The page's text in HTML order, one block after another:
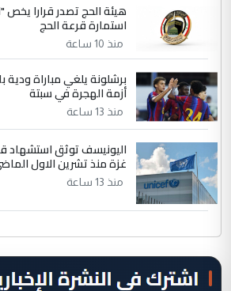
هيئة الحج تصدر قرارا
استمارة قرعة الحج
منذ 10 ساعة
برشلونة يلغي مباراة
أزمة الهجرة في سبتة
منذ 13 ساعة
غزة منذ تشرين الاول
منذ 13 ساعة